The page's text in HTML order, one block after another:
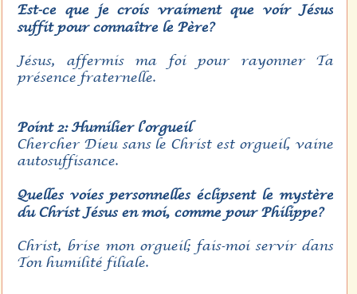
Est-ce que je crois vraiment que voir Jésus
suffit pour connaître le Père?
Jésus, affermis ma foi pour rayonner Ta
présence fraternelle.
Point 2: Humilier l’orgueil
Chercher Dieu sans le Christ est orgueil, vaine
autosuffisance.
Quelles voies personnelles éclipsent le mystère
du Christ Jésus en moi, comme pour Philippe?
Christ, brise mon orgueil; fais-moi servir dans
Ton humilité filiale.